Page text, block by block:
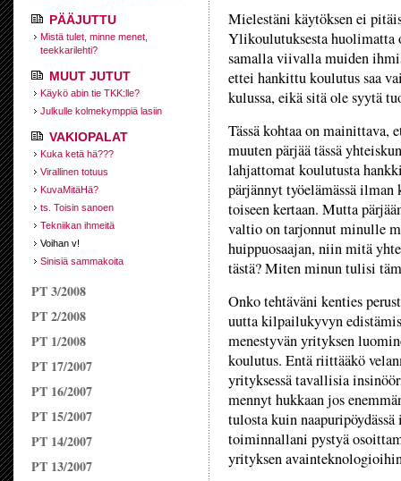
PÄÄJUTTU
Mistä tulet, minne menet,
teekkarilehti?
MUUT JUTUT
Käykö abin tie TKK:lle?
Julkulle kolmekymppiä lasiin
VAKIOPALAT
Kuka ketä hä???
Virallinen totuus
KuvaMitäHä?
ts. Toisin sanoen
Tekniikan ihmeitä
Voihan v!
Sinisiä sammakoita
PT 3/2008
PT 2/2008
PT 1/2008
PT 17/2007
PT 16/2007
PT 15/2007
PT 14/2007
PT 13/2007
Mielestäni käytöksen ei
Ylikoulutuksesta huolimatta
samalla viivalla muiden
ettei hankittu koulutus saa
kulussa, eikä sitä ole syytä
Tässä kohtaa on mainittava,
muuten pärjää tässä
lahjattomat koulutusta
pärjännyt työelämässä
toiseen kertaan. Mutta
valtio on tarjonnut minulle
huippuosaajan, niin mitä
tästä? Miten minun tulisi
Onko tehtäväni kenties
uutta kilpailukyvyn
menestyvän yrityksen
koulutus. Entä riittääkö
yrityksessä tavallisia
mennyt hukkaan jos
tulosta kuin
toiminnallani pystyä
yrityksen